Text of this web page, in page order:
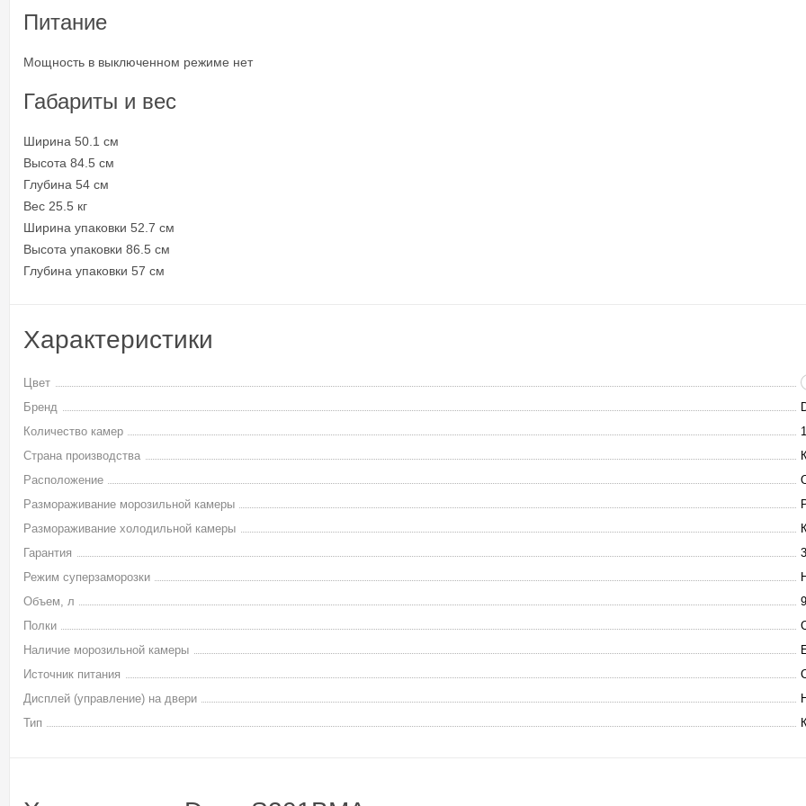
Питание
Мощность в выключенном режиме нет
Габариты и вес
Ширина 50.1 см
Высота 84.5 см
Глубина 54 см
Вес 25.5 кг
Ширина упаковки 52.7 см
Высота упаковки 86.5 см
Глубина упаковки 57 см
Характеристики
Цвет
Бренд
Количество камер
1
Страна производства
Расположение
Размораживание морозильной камеры
Размораживание холодильной камеры
Гарантия
Режим суперзаморозки
Объем, л
Полки
Наличие морозильной камеры
Источник питания
Дисплей (управление) на двери
Тип